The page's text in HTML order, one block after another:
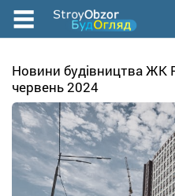
Перейти
содержанию
Новини будівництва ЖК
червень 2024